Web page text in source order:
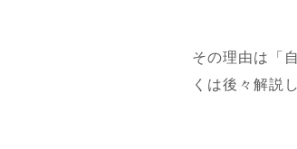
その理由は「
くは後々解説